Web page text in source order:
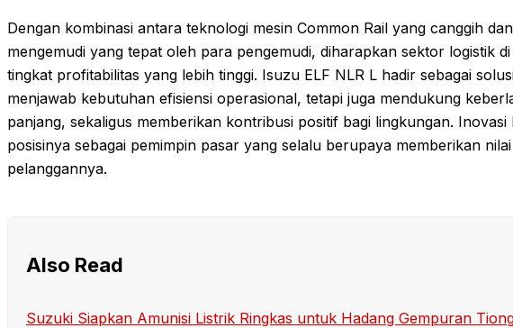
Dengan kombinasi antara teknologi mesin Common Rail yang canggih
mengemudi yang tepat oleh para pengemudi, diharapkan sektor logistik
tingkat profitabilitas yang lebih tinggi. Isuzu ELF NLR L hadir sebagai
menjawab kebutuhan efisiensi operasional, tetapi juga mendukung
panjang, sekaligus memberikan kontribusi positif bagi lingkungan. Inovasi
posisinya sebagai pemimpin pasar yang selalu berupaya memberikan
pelanggannya.
Also Read
Suzuki Siapkan Amunisi Listrik Ringkas untuk Hadang Gempuran